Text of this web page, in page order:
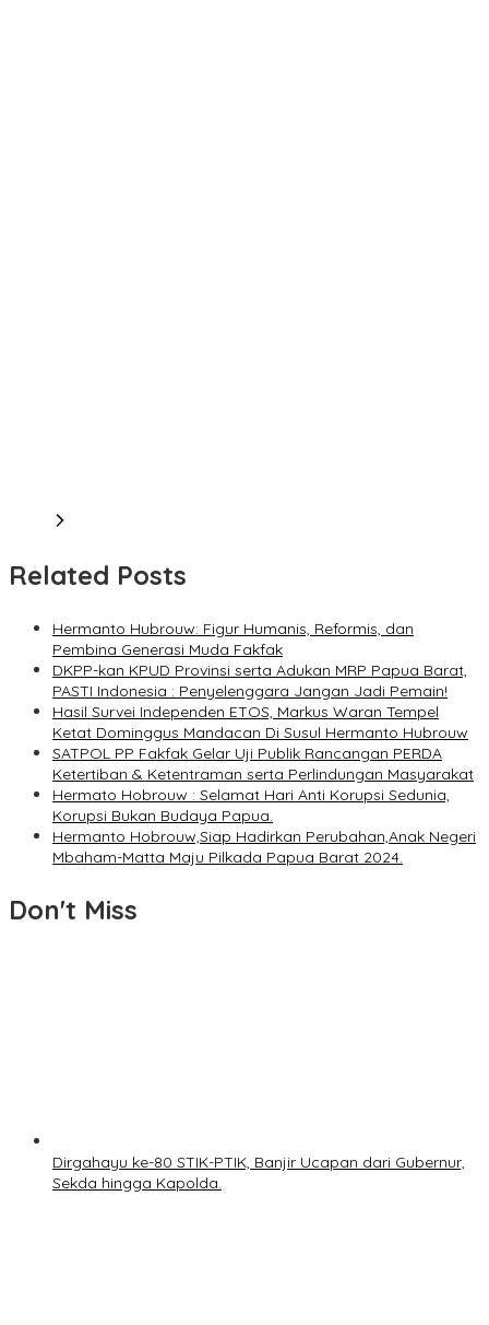
Related Posts
Hermanto Hubrouw: Figur Humanis, Reformis, dan
Pembina Generasi Muda Fakfak
DKPP-kan KPUD Provinsi serta Adukan MRP Papua Barat,
PASTI Indonesia : Penyelenggara Jangan Jadi Pemain!
Hasil Survei Independen ETOS, Markus Waran Tempel
Ketat Dominggus Mandacan Di Susul Hermanto Hubrouw
SATPOL PP Fakfak Gelar Uji Publik Rancangan PERDA
Ketertiban & Ketentraman serta Perlindungan Masyarakat
Hermato Hobrouw : Selamat Hari Anti Korupsi Sedunia,
Korupsi Bukan Budaya Papua.
Hermanto Hobrouw,Siap Hadirkan Perubahan,Anak Negeri
Mbaham-Matta Maju Pilkada Papua Barat 2024.
Don't Miss
Dirgahayu ke-80 STIK-PTIK, Banjir Ucapan dari Gubernur,
Sekda hingga Kapolda.